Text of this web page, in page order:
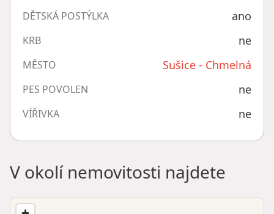
DĚTSKÁ POSTÝLKA ano
KRB ne
MĚSTO Sušice - Chmelná
PES POVOLEN ne
VÍŘIVKA ne
V okolí nemovitosti najdete